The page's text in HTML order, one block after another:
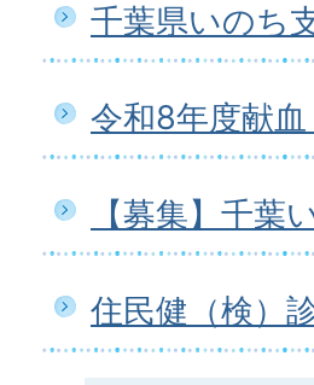
千葉県いのち
令和8年度献
【募集】千
住民健（検）